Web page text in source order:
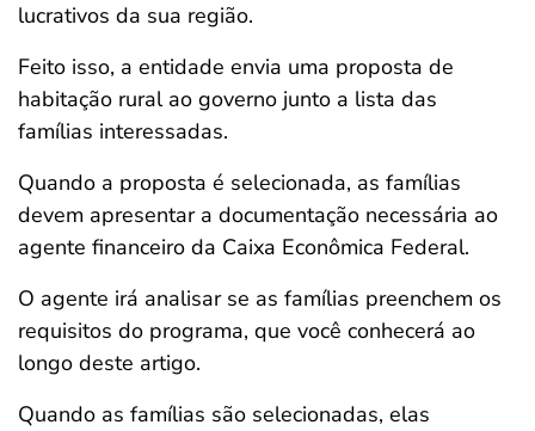
lucrativos da sua região.
Feito isso, a entidade envia uma proposta de
habitação rural ao governo junto a lista das
famílias interessadas.
Quando a proposta é selecionada, as famílias
devem apresentar a documentação necessária ao
agente financeiro da Caixa Econômica Federal.
O agente irá analisar se as famílias preenchem os
requisitos do programa, que você conhecerá ao
longo deste artigo.
Quando as famílias são selecionadas, elas